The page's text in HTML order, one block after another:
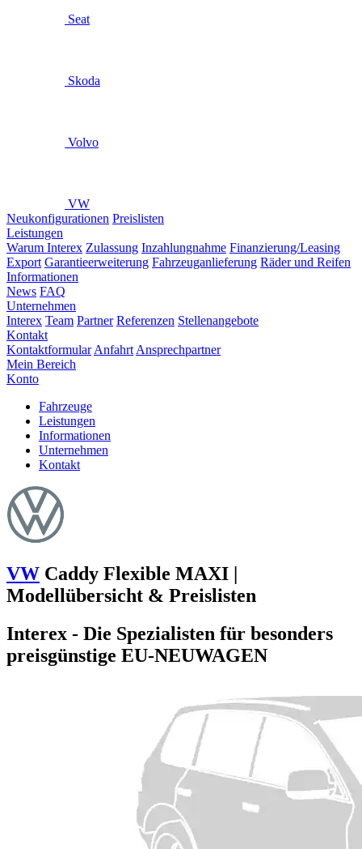
Seat
Skoda
Volvo
VW
Neukonfigurationen Preislisten
Leistungen
Warum Interex Zulassung Inzahlungnahme Finanzierung/Leasing
Export Garantieerweiterung Fahrzeuganlieferung Räder und Reifen
Informationen
News FAQ
Unternehmen
Interex Team Partner Referenzen Stellenangebote
Kontakt
Kontaktformular Anfahrt Ansprechpartner
Mein Bereich
Konto
Fahrzeuge
Leistungen
Informationen
Unternehmen
Kontakt
VW Caddy Flexible MAXI |
Modellübersicht & Preislisten
Interex - Die Spezialisten für besonders
preisgünstige EU-NEUWAGEN